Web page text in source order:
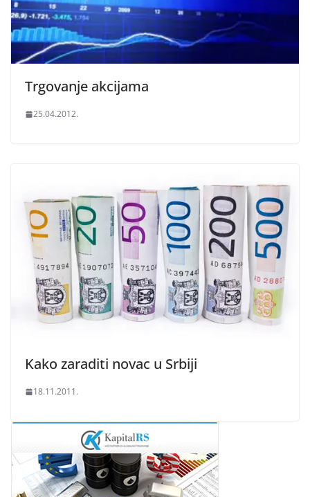
Trgovanje akcijama
25.04.2012.
Kako zaraditi novac u Srbiji
18.11.2011.